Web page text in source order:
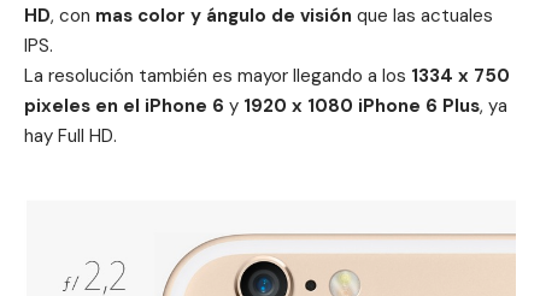
HD, con mas color y ángulo de visión que las actuales
IPS.
La resolución también es mayor llegando a los 1334 x 750
pixeles en el iPhone 6 y 1920 x 1080 iPhone 6 Plus, ya
hay Full HD.